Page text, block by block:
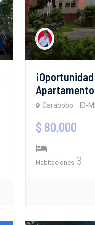
Carabobo ID-
$ 80,000
Habitaciones 3